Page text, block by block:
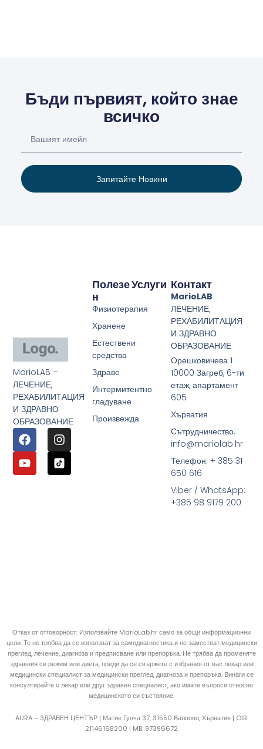
Бъди първият, който знае
всичко
Запитайте Новини
MarioLAB –
ЛЕЧЕНИЕ,
РЕХАБИЛИТАЦИЯ
И ЗДРАВНО
ОБРАЗОВАНИЕ
Услуги
Полезе
Н
Физиотерапия
Хранене
Естествени
средства
Здраве
Интермитентно
гладуване
Произвежда
Контакт
MarioLAB
ЛЕЧЕНИЕ,
РЕХАБИЛИТАЦИЯ
И ЗДРАВНО
ОБРАЗОВАНИЕ
Орешковичева 1
10000 Загреб, 6-ти
етаж, апартамент
605
Хърватия
Сътрудничество:
info@mariolab.hr
Телефон: + 385 31
650 616
Viber / WhatsApp:
+385 98 9179 200
Отказ от отговорност: Използвайте MarioLab.hr само за общи информационни
цели. Те не трябва да се използват за самодиагностика и не заместват медицински
преглед, лечение, диагноза и предписване или препоръка. Не трябва да променяте
здравния си режим или диета, преди да се свържете с избрания от вас лекар или
медицински специалист за медицински преглед, диагноза и препоръка. Винаги се
консултирайте с лекар или друг здравен специалист, ако имате въпроси относно
медицинското си състояние.
AURA – ЗДРАВЕН ЦЕНТЪР | Матие Гупча 37, 31550 Валпово, Хърватия | OIB:
21146168200 | MB: 97396672